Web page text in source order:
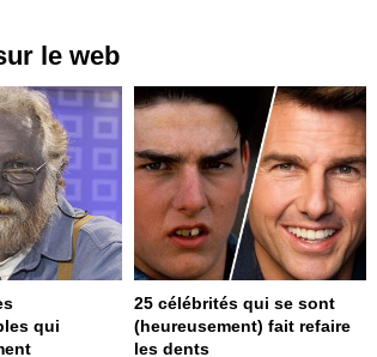
le web
qui
25 célébrités qui se sont
(heureusement) fait refaire
les dents